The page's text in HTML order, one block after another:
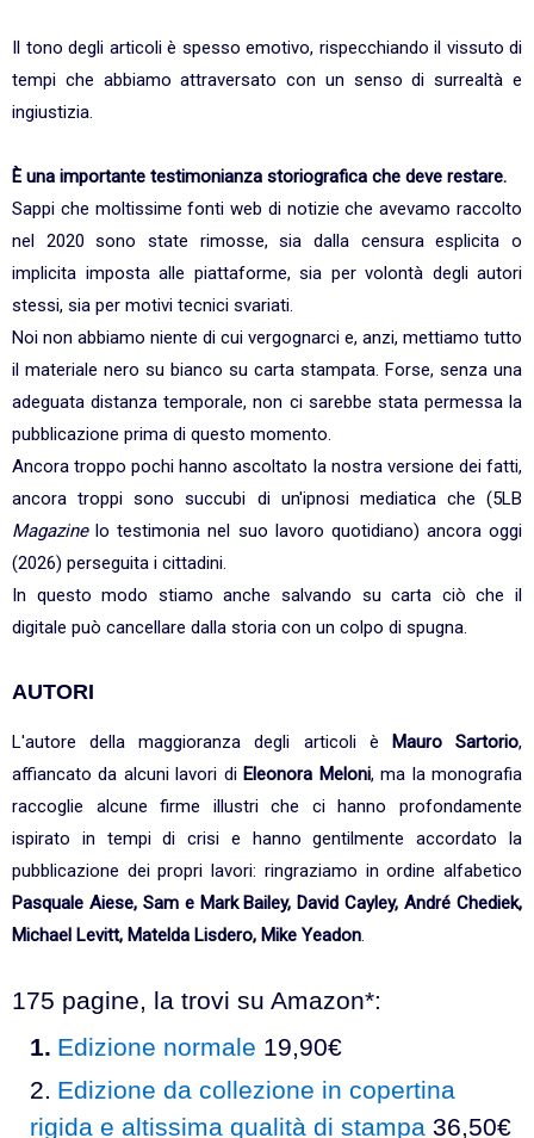
Il tono degli articoli è spesso emotivo, rispecchiando il vissuto di
tempi che abbiamo attraversato con un senso di surrealtà e
ingiustizia.
È una importante testimonianza storiografica che deve restare.
Sappi che moltissime fonti web di notizie che avevamo raccolto
nel 2020 sono state rimosse, sia dalla censura esplicita o
implicita imposta alle piattaforme, sia per volontà degli autori
stessi, sia per motivi tecnici svariati.
Noi non abbiamo niente di cui vergognarci e, anzi, mettiamo tutto
il materiale nero su bianco su carta stampata. Forse, senza una
adeguata distanza temporale, non ci sarebbe stata permessa la
pubblicazione prima di questo momento.
Ancora troppo pochi hanno ascoltato la nostra versione dei fatti,
ancora troppi sono succubi di un'ipnosi mediatica che (5LB
Magazine lo testimonia nel suo lavoro quotidiano) ancora oggi
(2026) perseguita i cittadini.
In questo modo stiamo anche salvando su carta ciò che il
digitale può cancellare dalla storia con un colpo di spugna.
AUTORI
L'autore della maggioranza degli articoli è Mauro Sartorio,
affiancato da alcuni lavori di Eleonora Meloni, ma la monografia
raccoglie alcune firme illustri che ci hanno profondamente
ispirato in tempi di crisi e hanno gentilmente accordato la
pubblicazione dei propri lavori: ringraziamo in ordine alfabetico
Pasquale Aiese, Sam e Mark Bailey, David Cayley, André Chediek,
Michael Levitt, Matelda Lisdero, Mike Yeadon.
175 pagine, la trovi su Amazon*:
Edizione normale 19,90€
Edizione da collezione in copertina
rigida e altissima qualità di stampa 36,50€